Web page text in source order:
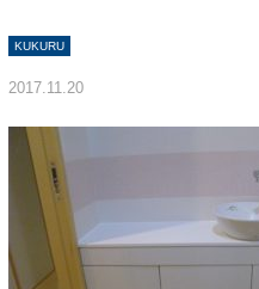
KUKURU
2017.11.20